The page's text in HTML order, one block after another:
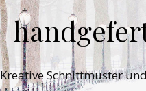
Kreative Schnittmuster